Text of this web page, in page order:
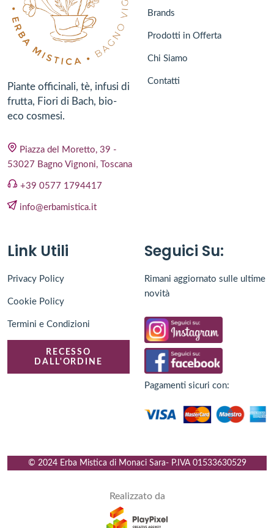
Piante officinali, tè, infusi di
frutta, Fiori di Bach, bio-
eco cosmesi.
Piazza del Moretto, 39 -
53027 Bagno Vignoni, Toscana
+39 0577 1794417
info@erbamistica.it
Brands
Prodotti in Offerta
Chi Siamo
Contatti
Link Utili
Privacy Policy
Cookie Policy
Termini e Condizioni
RECESSO
DALL'ORDINE
Seguici Su:
Rimani aggiornato sulle ultime
novità
Pagamenti sicuri con:
© 2024 Erba Mistica di Monaci Sara- P.IVA 01533630529
Realizzato da